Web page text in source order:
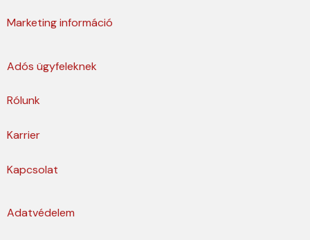
Marketing információ
Adós ügyfeleknek
Rólunk
Karrier
Kapcsolat
Adatvédelem